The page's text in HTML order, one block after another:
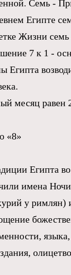
Семь -
Египте
Жизни семь
7 к 1 -
Египта
месяц равен
«8»
Египта
имена
у римлян)